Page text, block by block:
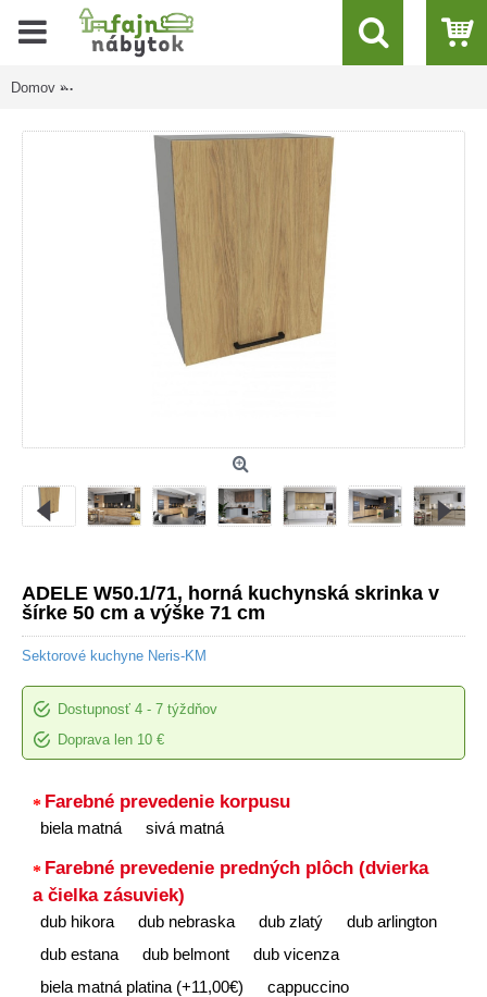
Domov
ADELE W50.1/71, horná kuchynská skrinka v
šírke 50 cm a výške 71 cm
Sektorové kuchyne Neris-KM
Dostupnosť 4 - 7 týždňov
Doprava len 10 €
Farebné prevedenie korpusu
biela matná sivá matná
Farebné prevedenie predných plôch (dvierka
a čielka zásuviek)
dub hikora dub nebraska dub zlatý
dub arlington
dub estana
dub belmont
dub vicenza
biela matná platina (+11,00€)
cappuccino